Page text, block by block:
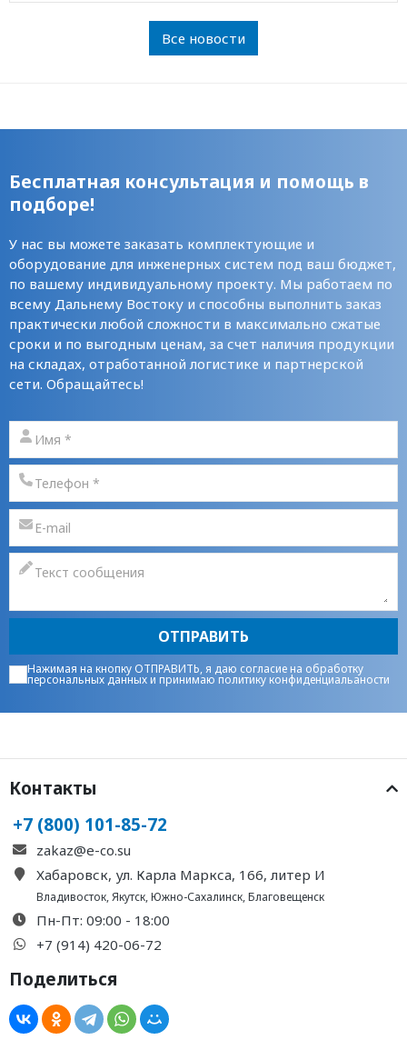
Все новости
Бесплатная консультация и помощь в
подборе!
У нас вы можете заказать комплектующие и
оборудование для инженерных систем под ваш бюджет,
по вашему индивидуальному проекту. Мы работаем по
всему Дальнему Востоку и способны выполнить заказ
практически любой сложности в максимально сжатые
сроки и по выгодным ценам, за счет наличия продукции
на складах, отработанной логистике и партнерской
сети. Обращайтесь!
ОТПРАВИТЬ
Нажимая на кнопку ОТПРАВИТЬ, я даю согласие на обработку
персональных данныхи принимаюполитику конфиденциальаности
Контакты
+7 (800) 101-85-72
zakaz@e-co.su
Хабаровск, ул. Карла Маркса, 166, литер И
Владивосток,Якутск,Южно-Сахалинск,Благовещенск
Пн-Пт: 09:00 - 18:00
+7 (914) 420-06-72
Поделиться